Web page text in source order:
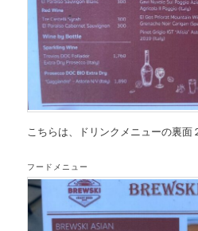
こちらは、 ドリンクメニューの裏
フードメニュー